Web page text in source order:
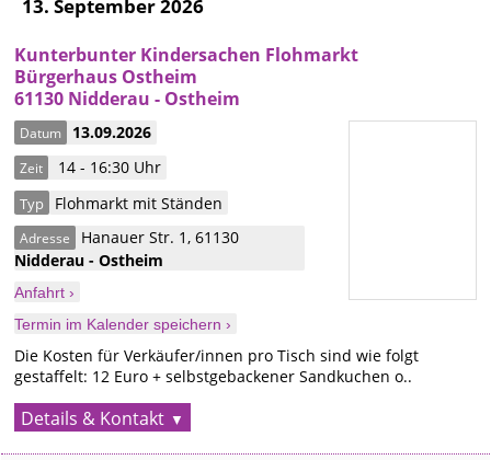
13. September 2026
Kunterbunter Kindersachen Flohmarkt
Bürgerhaus Ostheim
61130 Nidderau - Ostheim
Datum 13.09.2026
Zeit 14 - 16:30 Uhr
Typ Flohmarkt mit Ständen
Adresse Hanauer Str. 1,61130
Nidderau - Ostheim
Anfahrt ›
Termin im Kalender speichern ›
Die Kosten für Verkäufer/innen pro Tisch sind wie folgt
gestaffelt: 12 Euro + selbstgebackener Sandkuchen o..
Details & Kontakt